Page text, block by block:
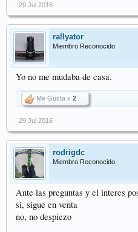
29 Jul 2016
rallyator
Miembro Reconocido
Yo no me mudaba de casa.
Me Gusta x 2
29 Jul 2016
rodrigdc
Miembro Reconocido
Ante las preguntas y el interes
si, sigue en venta
no, no despiezo